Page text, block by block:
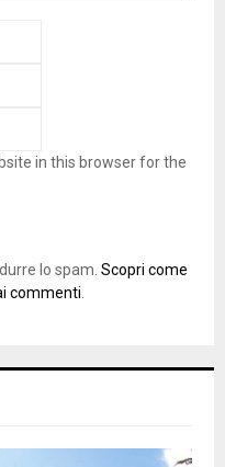
in this browser for the
lo spam. Scopri come
commenti.